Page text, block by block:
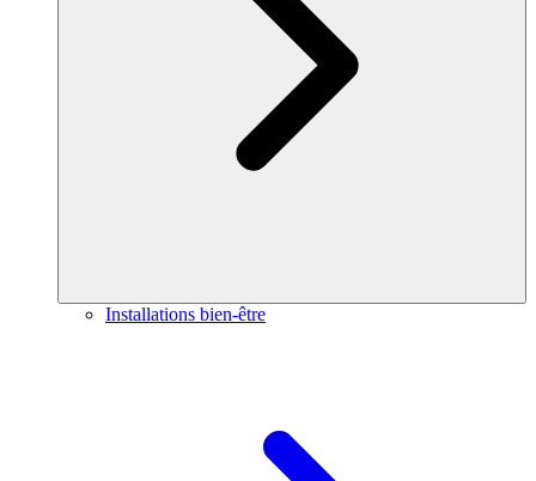
Installations bien-être